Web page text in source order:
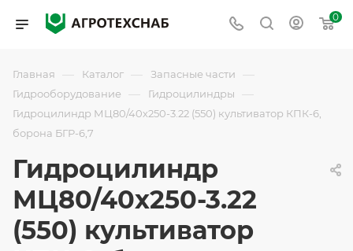
0
Главная — Каталог — Запасные части —
Гидрооборудование — Гидроцилиндры —
Гидроцилиндр МЦ80/40х250-3.22 (550) культиватор КПК-6,
борона БГР-6,7
Гидроцилиндр
МЦ80/40х250-3.22
(550) культиватор